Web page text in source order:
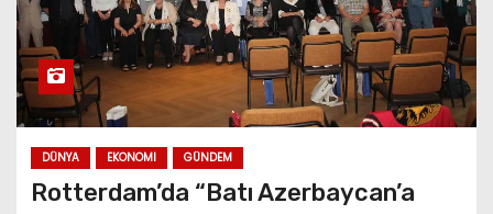
DÜNYA EKONOMI GÜNDEM
Rotterdam’da “Batı Azerbaycan’a